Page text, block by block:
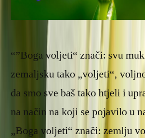
“”Boga voljeti“ znači: svu
zemaljsku tako „voljeti“,
da smo sve baš tako htjeli i
na način na koji se pojavilo u
„Boga voljeti“ znači: zemlju